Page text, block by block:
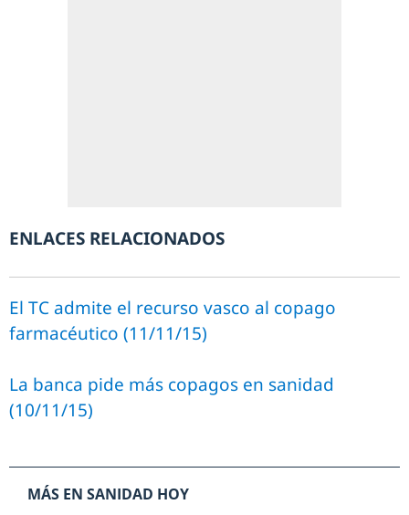
ENLACES RELACIONADOS
El TC admite el recurso vasco al copago
farmacéutico (11/11/15)
La banca pide más copagos en sanidad
(10/11/15)
MÁS EN SANIDAD HOY